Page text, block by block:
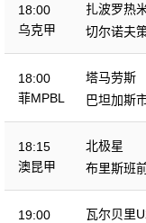
18:00
乌克甲
扎波罗热
切尔诺夫
18:00
菲MPBL
塔马劳斯
巴坦加斯
18:15
澳昆甲
北极星
布里斯班
19:00 瓦尔贝里